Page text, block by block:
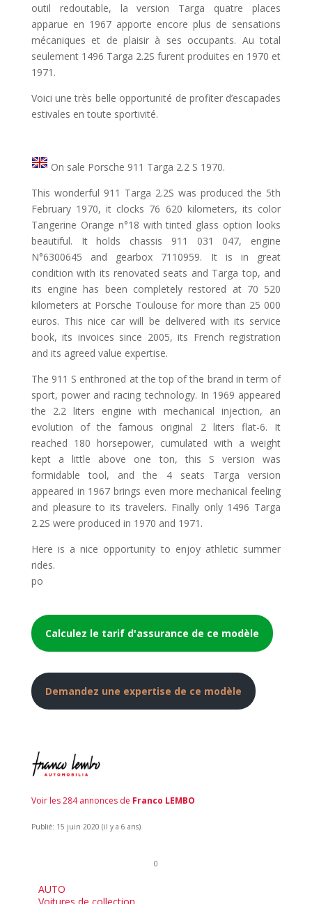
outil redoutable, la version Targa quatre places
apparue en 1967 apporte encore plus de sensations
mécaniques et de plaisir à ses occupants. Au total
seulement 1496 Targa 2.2S furent produites en 1970 et
1971.
Voici une très belle opportunité de profiter d’escapades
estivales en toute sportivité.
On sale Porsche 911 Targa 2.2 S 1970.
This wonderful 911 Targa 2.2S was produced the 5th
February 1970, it clocks 76 620 kilometers, its color
Tangerine Orange n°18 with tinted glass option looks
beautiful. It holds chassis 911 031 047, engine
N°6300645 and gearbox 7110959. It is in great
condition with its renovated seats and Targa top, and
its engine has been completely restored at 70 520
kilometers at Porsche Toulouse for more than 25 000
euros. This nice car will be delivered with its service
book, its invoices since 2005, its French registration
and its agreed value expertise.
The 911 S enthroned at the top of the brand in term of
sport, power and racing technology. In 1969 appeared
the 2.2 liters engine with mechanical injection, an
evolution of the famous original 2 liters flat-6. It
reached 180 horsepower, cumulated with a weight
kept a little above one ton, this S version was
formidable tool, and the 4 seats Targa version
appeared in 1967 brings even more mechanical feeling
and pleasure to its travelers. Finally only 1496 Targa
2.2S were produced in 1970 and 1971.
Here is a nice opportunity to enjoy athletic summer
rides.
po
Calculez le tarif d'assurance de ce modèle
Demandez une expertise de ce modèle
Voir les 284 annonces de Franco LEMBO
Publié: 15 juin 2020 (il y a 6 ans)
0
AUTO